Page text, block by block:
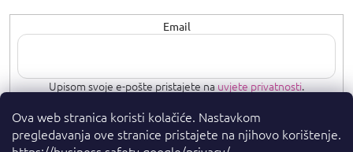
Ova web stranica koristi kolačiće. Nastavkom
pregledavanja ove stranice pristajete na njihovo korištenje.
Email
Upisom svoje e-pošte pristajete nauvjete privatnosti.
PRETPLATI SE